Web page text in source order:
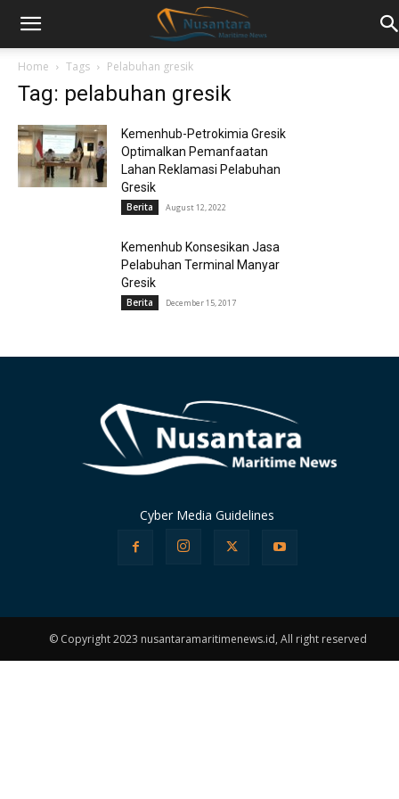
Home Tags Pelabuhan gresik
Tag: pelabuhan gresik
Kemenhub-Petrokimia Gresik
Optimalkan Pemanfaatan
Lahan Reklamasi Pelabuhan
Gresik
Berita August 12, 2022
Kemenhub Konsesikan Jasa
Pelabuhan Terminal Manyar
Gresik
Berita December 15, 2017
Cyber Media Guidelines
© Copyright 2023 nusantaramaritimenews.id, All right reserved